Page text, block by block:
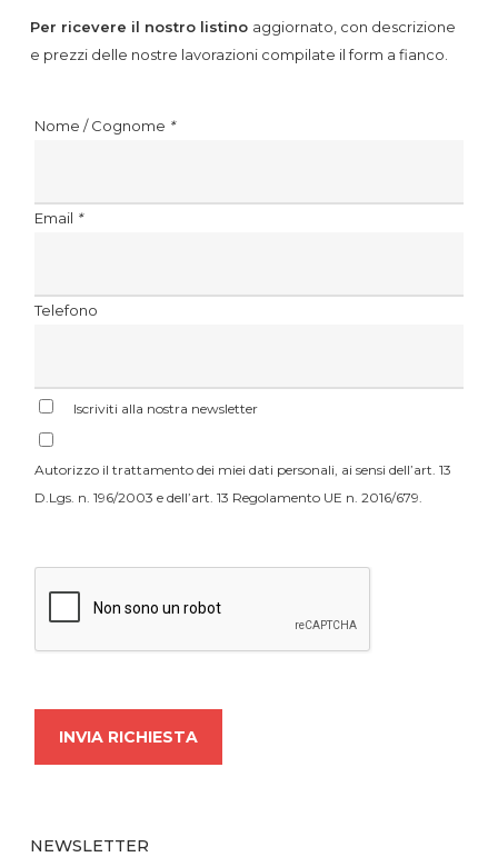
Per ricevere il nostro listino aggiornato, con descrizione
e prezzi delle nostre lavorazioni compilate il form a fianco.
Nome / Cognome *
Email *
Telefono
Iscriviti alla nostra newsletter
Autorizzo il trattamento dei miei dati personali, ai sensi dell’art. 13
D.Lgs. n. 196/2003 e dell’art. 13 Regolamento UE n. 2016/679.
NEWSLETTER